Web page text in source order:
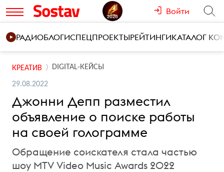
Войти
РАДИОБЛОГИСПЕЦПРОЕКТЫРЕЙТИНГИКАТАЛОГ
КРЕАТИВ DIGITAL-КЕЙСЫ
29.08.2022
Джонни Депп разместил
объявление о поиске работы
на своей голограмме
Обращение соискателя стала частью
шоу MTV Video Music Awards 2022